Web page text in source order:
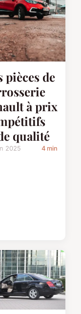
pièces de
à prix
qualité
2025 4 min